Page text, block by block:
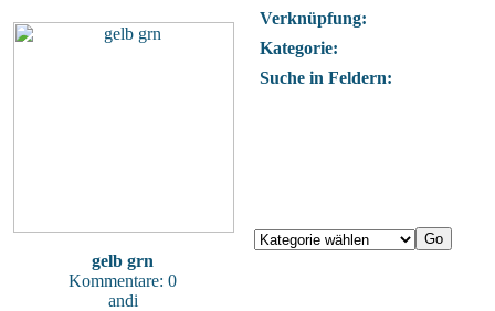
gelb grn
Kommentare: 0
andi
Verknüpfung:
Kategorie:
Suche in Feldern: